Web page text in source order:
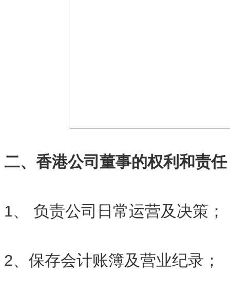
二、香港公司董事的权利和责任
1、 负责公司日常运营及决策；
2、保存会计账簿及营业纪录；